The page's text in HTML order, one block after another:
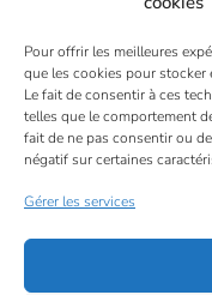
Pour offrir les meilleures
que les cookies pour stocker
Le fait de consentir à ces
telles que le comportement
fait de ne pas consentir ou
négatif sur certaines
Gérer les services
4 Rue du